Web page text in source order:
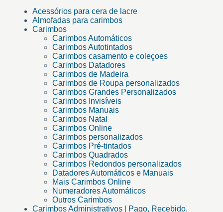
Acessórios para cera de lacre
Almofadas para carimbos
Carimbos
Carimbos Automáticos
Carimbos Autotintados
Carimbos casamento e coleçoes
Carimbos Datadores
Carimbos de Madeira
Carimbos de Roupa personalizados
Carimbos Grandes Personalizados
Carimbos Invisíveis
Carimbos Manuais
Carimbos Natal
Carimbos Online
Carimbos personalizados
Carimbos Pré-tintados
Carimbos Quadrados
Carimbos Redondos personalizados
Datadores Automáticos e Manuais
Mais Carimbos Online
Numeradores Automáticos
Outros Carimbos
Carimbos Administrativos | Pago, Recebido,